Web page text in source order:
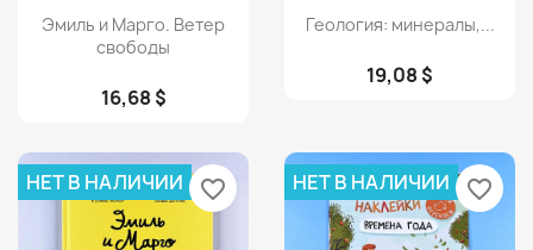
 Просмотр
Эмиль и Марго. Ветер
свободы
16,68 $
Просмотр
Геология: минералы,...
19,08 $
НЕТ В НАЛИЧИИ favorite_border НЕТ В НАЛИЧИИ favorite_border